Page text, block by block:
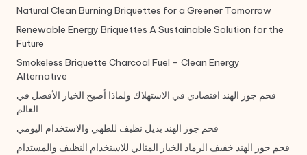
Natural Clean Burning Briquettes for a Greener Tomorrow
Renewable Energy Briquettes A Sustainable Solution for the
Future
Smokeless Briquette Charcoal Fuel – Clean Energy
Alternative
فحم جوز الهند اقتصادي في الاستهلاك ولماذا أصبح الخيار الأفضل في
العالم
فحم جوز الهند بديل نظيف للطهي والاستخدام اليومي
فحم جوز الهند خفيف الرماد الخيار المثالي للاستخدام النظيف والمستدام